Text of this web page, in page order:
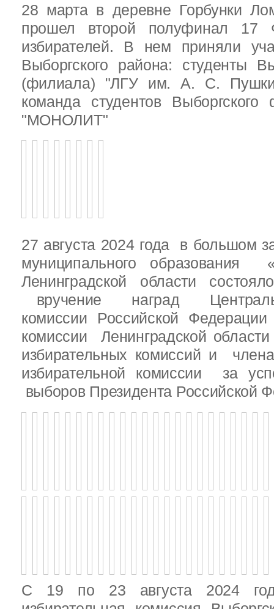
28 марта в деревне Горбунки
прошел второй полуфинал 17
избирателей. В нем приняли
Выборгского района: студенты
(филиала) "ЛГУ им. А. С.
команда студентов
"МОНОЛИТ"
27 августа 2024 года в большом
муниципального образования
Ленинградской области
вручение наград
комиссии Российской
комиссии Ленинградской
избирательных комиссий и
избирательной комиссии за
выборов Президента Российской
С 19 по 23 августа 2024